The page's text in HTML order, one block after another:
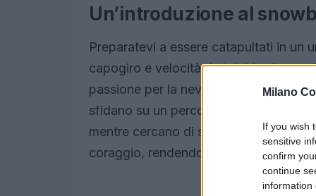
Milano
If you wish
sensitive
confirm
continue
information
Un’introduzione al
Preparatevi a essere catapultati in un
capogiro e velocità da brivido. Il
passione per la neve con l’adrenalina
sfidano su un percorso ad ostacoli,
mentre cercano di superare i loro
coraggio, rendendo ogni evento unico